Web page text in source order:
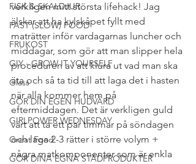
FISK & SKALDJUR
FAST (SLOW) FOOD
FRUKOST
GIY - GROW IT YOURSELF
Glass
GÖR DIN EGEN HUDVÅRD
GIRLPOWER WEDNESDAY
Great Food
GÖR DINA EGNA STÄDPRODUKTER
verkligen mitt största lifehack! Jag
älskar att ha kylskåpet fyllt med
maträtter inför vardagarnas luncher och
middagar, som gör att man slipper hela
proceduren av att klura ut vad man ska
äta och så ta tid till att laga det i hasten
när alla kommer hem på
eftermiddagen. Det är verkligen guld
värt att ta ett par timmar på söndagen
och laga 2-3 rätter i större volym +
några matkomponenter som är enkla